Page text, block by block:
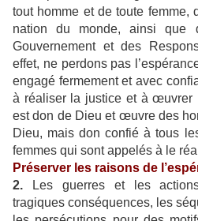
tout homme et de toute femme,
nation du monde, ainsi que
Gouvernement et des
effet, ne perdons pas
engagé fermement et avec
à réaliser la justice et à œuvrer
est don de Dieu et œuvre des
Dieu, mais don confié à tous
femmes qui sont appelés à le
Préserver les raisons de
2.
Les guerres et les
tragiques conséquences, les